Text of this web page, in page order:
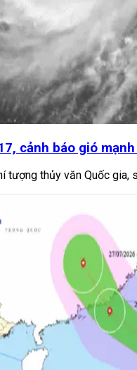
cảnh báo gió
tượng thủy văn Quốc